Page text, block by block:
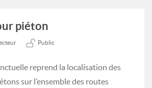
piéton
Public
reprend la localisation des
sur l’ensemble des routes